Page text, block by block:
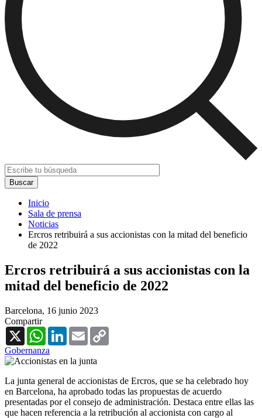
Inicio
Sala de prensa
Noticias
Ercros retribuirá a sus accionistas con la mitad del beneficio
de 2022
Ercros retribuirá a sus accionistas con la
mitad del beneficio de 2022
Barcelona, 16 junio 2023
Compartir
X
WhatsAppLinkedInEmail
Gobernanza
La junta general de accionistas de Ercros, que se ha celebrado hoy
en Barcelona, ha aprobado todas las propuestas de acuerdo
presentadas por el consejo de administración. Destaca entre ellas las
que hacen referencia a la retribución al accionista con cargo al